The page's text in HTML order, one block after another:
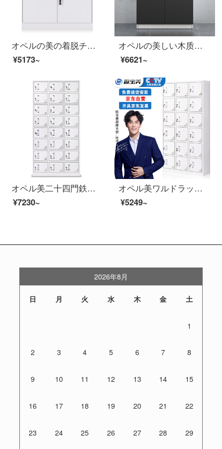
オペルの美の着脱チェイトキャビネットの資料の箱のロッカーの鉄の皮の戸棚の暖かさの白色の1030高
¥5173~
オペルの美しい木质の靴の箱の保管棚のお茶の食器棚の低い戸棚のベランダの戸棚の黒色の2つの靴の箱
¥6621~
オペル美二十四門鉄皮ワルドロッブ社員ロッカー0.7 MMの厚いお金
¥7230~
オペル美ワルドラックブリキの皮のロッカー18ドアワルドラック多ドアの食器棚の下駄箱
¥5249~
2026年8月
日 月 火 水 木 金 土
1
2 3 4 5 6 7 8
9 10 11 12 13 14 15
16 17 18 19 20 21 22
23 24 25 26 27 28 29